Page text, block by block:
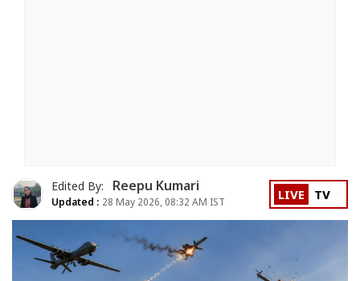
Edited By: Reepu Kumari
Updated : 28 May 2026, 08:32 AM IST LIVE TV